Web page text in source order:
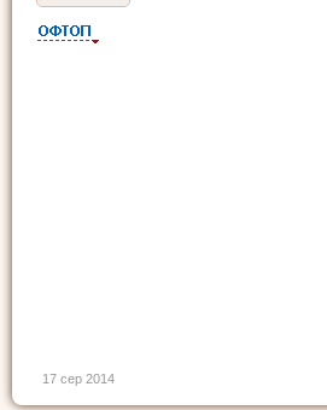
17 сер 2014